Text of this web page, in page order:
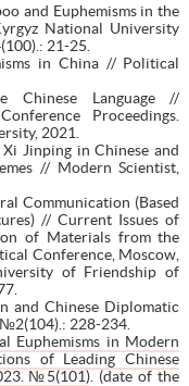
and Euphemisms in the
National University
21-25.
in China // Political
Chinese Language //
Proceedings.
2021.
Xi Jinping in Chinese and
// Modern Scientist,
Communication (Based
// Current Issues of
of Materials from the
Conference, Moscow,
of Friendship of
and Chinese Diplomatic
228-234.
Euphemisms in Modern
of Leading Chinese
№5(101) . (date of the